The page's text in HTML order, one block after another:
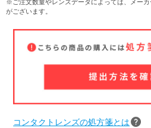
※ご注文数量やレンズデータによっては、メー
がございます。
コンタクトレンズの処方箋とは